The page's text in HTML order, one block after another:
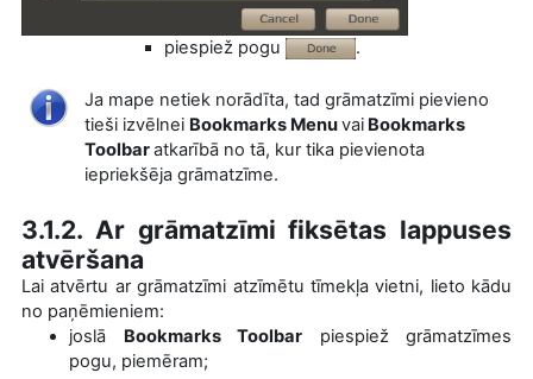
piespiež pogu .
Ja mape netiek norādīta, tad grāmatzīmi pievieno
tieši izvēlnei Bookmarks Menuvai Bookmarks
Toolbaratkarībā no tā, kur tika pievienota
iepriekšēja grāmatzīme.
3.1.2. Ar grāmatzīmi fiksētas lappuses
atvēršana
Lai atvērtu ar grāmatzīmi atzīmētu tīmekļa vietni, lieto kādu
no paņēmieniem:
joslā Bookmarks Toolbar piespiež grāmatzīmes
pogu, piemēram;